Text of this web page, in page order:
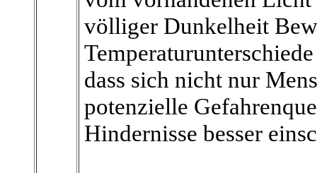
völliger Dunkelheit
dass sich nicht nur
potenzielle
Hindernisse besser